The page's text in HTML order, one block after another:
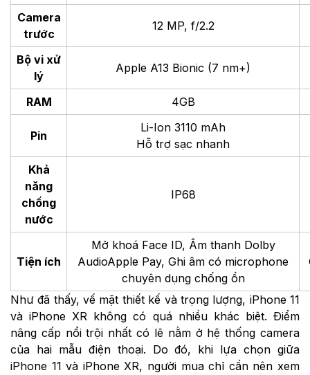
Camera
trước
12 MP, f/2.2
Bộ vi xử
lý
Apple A13 Bionic (7 nm+)
RAM 4GB
Pin
Li-Ion 3110 mAh
Hỗ trợ sạc nhanh
Khả
năng
chống
nước
IP68
Tiện ích
Mở khoá Face ID, Âm thanh Dolby
AudioApple Pay, Ghi âm có microphone
chuyên dụng chống ồn
Như đã thấy, vế mặt thiết kế và trọng lượng, iPhone 11
và iPhone XR không có quá nhiều khác biệt. Điểm
nâng cấp nổi trội nhất có lẽ nằm ở hệ thống camera
của hai mẫu điện thoại. Do đó, khi lựa chọn giữa
iPhone 11 và iPhone XR, người mua chỉ cần nên xem